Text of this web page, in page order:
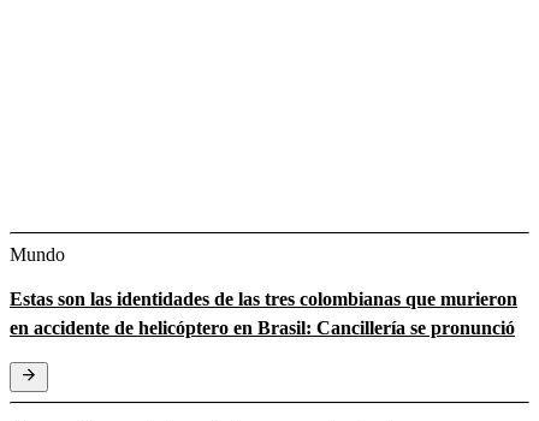
Mundo
Estas son las identidades de las tres colombianas que murieron
en accidente de helicóptero en Brasil: Cancillería se pronunció